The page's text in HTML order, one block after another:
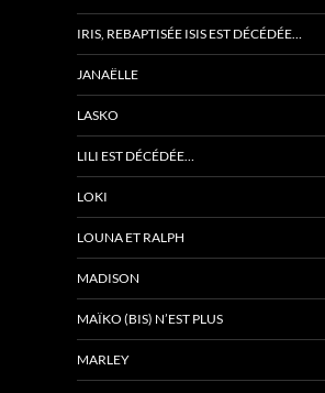
IRIS, REBAPTISÉE ISIS EST DÉCÉDÉE…
JANAËLLE
LASKO
LILI EST DÉCÉDÉE…
LOKI
LOUNA ET RALPH
MADISON
MAÏKO (BIS) N’EST PLUS
MARLEY